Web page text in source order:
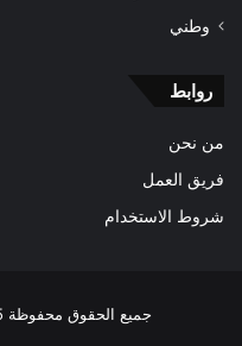
وطني
روابط
من نحن
فريق العمل
شروط الاستخدام
جميع الحقوق محفوظة 2025 © |